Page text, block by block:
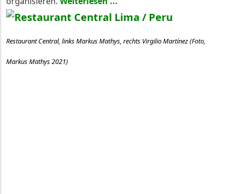
Restaurant Central, links Markus Mathys, rechts Virgilio Martínez (Foto,
Markus Mathys 2021)